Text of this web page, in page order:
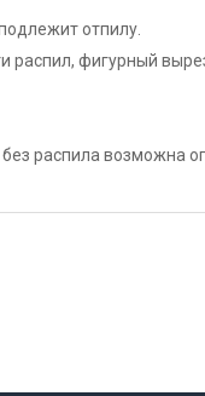
отпилу.
фигурный
распила возможна